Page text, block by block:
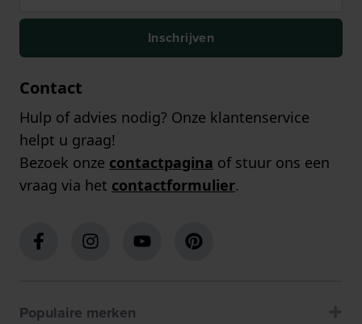
Inschrijven
Contact
Hulp of advies nodig? Onze klantenservice
helpt u graag!
Bezoek onze contactpagina of stuur ons een
vraag via het contactformulier.
Populaire merken